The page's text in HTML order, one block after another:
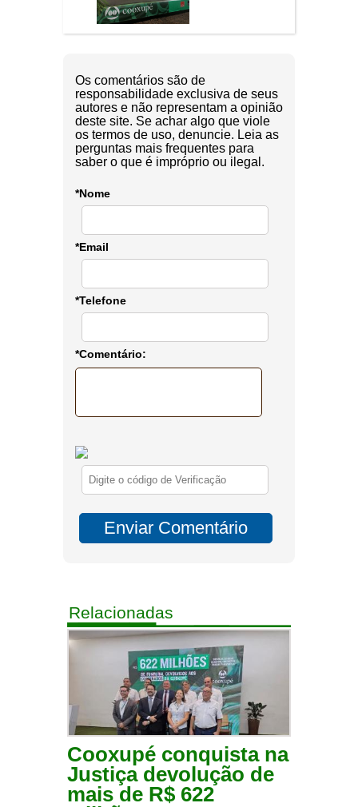
Os comentários são de
responsabilidade exclusiva de seus
autores e não representam a opinião
deste site. Se achar algo que viole
os termos de uso, denuncie. Leia as
perguntas mais frequentes para
saber o que é impróprio ou ilegal.
*Nome
*Email
*Telefone
*Comentário:
Relacionadas
Cooxupé conquista na
Justiça devolução de
mais de R$ 622